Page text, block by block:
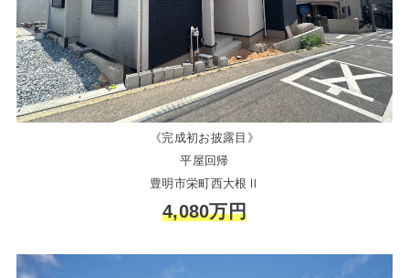
《完成初お披露目》
平屋回帰
豊明市栄町西大根Ⅱ
4,080万円